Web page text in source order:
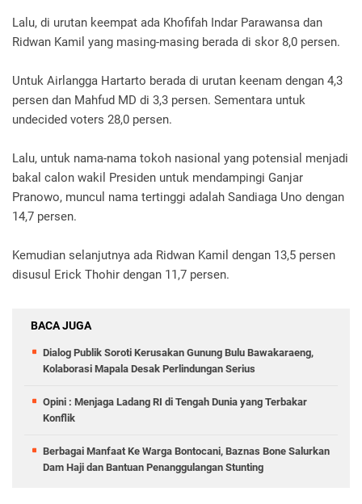
Lalu, di urutan keempat ada Khofifah Indar Parawansa dan
Ridwan Kamil yang masing-masing berada di skor 8,0 persen.
Untuk Airlangga Hartarto berada di urutan keenam dengan 4,3
persen dan Mahfud MD di 3,3 persen. Sementara untuk
undecided voters 28,0 persen.
Lalu, untuk nama-nama tokoh nasional yang potensial menjadi
bakal calon wakil Presiden untuk mendampingi Ganjar
Pranowo, muncul nama tertinggi adalah Sandiaga Uno dengan
14,7 persen.
Kemudian selanjutnya ada Ridwan Kamil dengan 13,5 persen
disusul Erick Thohir dengan 11,7 persen.
BACA JUGA
Dialog Publik Soroti Kerusakan Gunung Bulu Bawakaraeng,
Kolaborasi Mapala Desak Perlindungan Serius
Opini : Menjaga Ladang RI di Tengah Dunia yang Terbakar
Konflik
Berbagai Manfaat Ke Warga Bontocani, Baznas Bone Salurkan
Dam Haji dan Bantuan Penanggulangan Stunting